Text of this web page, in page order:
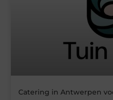
Catering in Antwerpen